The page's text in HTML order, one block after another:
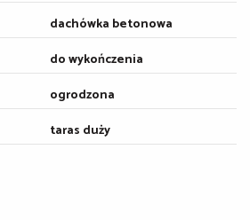
dachówka betonowa
do wykończenia
ogrodzona
taras duży